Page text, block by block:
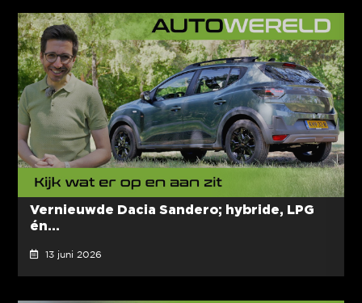
Vernieuwde Dacia Sandero; hybride, LPG
én...
13 juni 2026